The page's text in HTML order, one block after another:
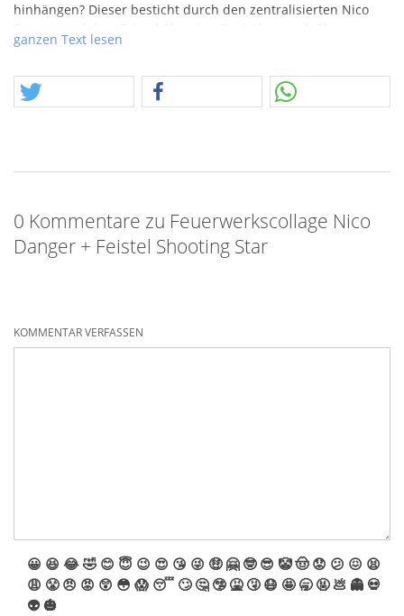
hinhängen? Dieser besticht durch den zentralisierten Nico
von Weco, Nico und Feistel bieten einfach eine Landschaft, in
ganzen Text lesen
0 Kommentare zu Feuerwerkscollage Nico
Danger + Feistel Shooting Star
KOMMENTAR VERFASSEN
😀 😆 😂🤣 😊 😇 😉 😍 😘 😜 🤑 🤗 🤓 😎 🤡🤠 😟 😕 😖 😫
😩 😤 😠 😡 😲 😳 😱 😴 🙄 🤔 🤥 🤮 🤧 😷 🤩 🥱 🤬 💩 👻 💀
👽 🎃